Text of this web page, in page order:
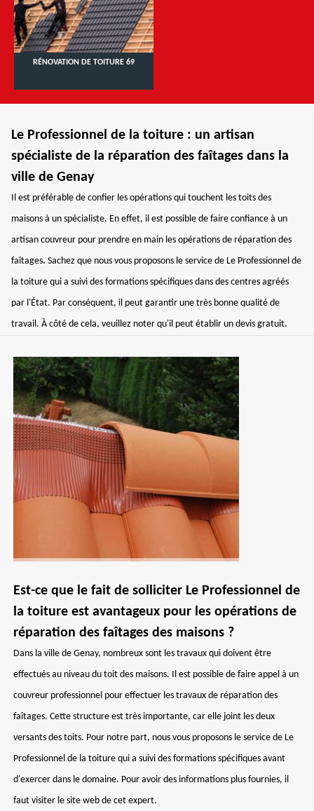
RÉNOVATION DE TOITURE 69
Le Professionnel de la toiture : un artisan
spécialiste de la réparation des faîtages dans la
ville de Genay
Il est préférable de confier les opérations qui touchent les toits des
maisons à un spécialiste. En effet, il est possible de faire confiance à un
artisan couvreur pour prendre en main les opérations de réparation des
faîtages. Sachez que nous vous proposons le service de Le Professionnel de
la toiture qui a suivi des formations spécifiques dans des centres agréés
par l'État. Par conséquent, il peut garantir une très bonne qualité de
travail. À côté de cela, veuillez noter qu'il peut établir un devis gratuit.
Est-ce que le fait de solliciter Le Professionnel de
la toiture est avantageux pour les opérations de
réparation des faîtages des maisons ?
Dans la ville de Genay, nombreux sont les travaux qui doivent être
effectués au niveau du toit des maisons. Il est possible de faire appel à un
couvreur professionnel pour effectuer les travaux de réparation des
faîtages. Cette structure est très importante, car elle joint les deux
versants des toits. Pour notre part, nous vous proposons le service de Le
Professionnel de la toiture qui a suivi des formations spécifiques avant
d'exercer dans le domaine. Pour avoir des informations plus fournies, il
faut visiter le site web de cet expert.